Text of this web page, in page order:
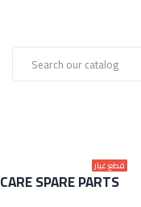
CARE SPARE PARTS
قطع غيار